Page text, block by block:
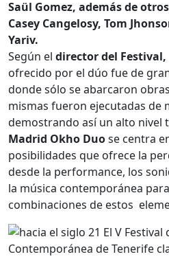
Saül Gomez, además de
Casey Cangelosy, Tom
Yariv.
Según el director del Festival,
ofrecido por el dúo fue de
donde sólo se abarcaron
mismas fueron ejecutadas de
demostrando así un alto nivel
Madrid Okho Duose centra
posibilidades que ofrece la
desde la performance, los
la música contemporánea
combinaciones de estos